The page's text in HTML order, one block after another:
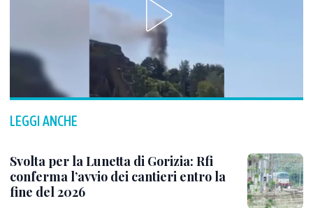
LEGGI ANCHE
Svolta per la Lunetta di Gorizia: Rfi
conferma l’avvio dei cantieri entro la
fine del 2026